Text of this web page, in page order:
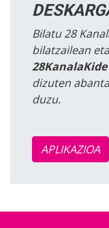
Bilatu 28
bilatzailean
28KanalaKide
dizuten
duzu.
APLIKAZIOA